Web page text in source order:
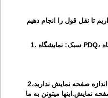
1. سبک: نمایشگاه PDQ، نمایشگاه کف، نمایشگاه Sidekick، نمایشگاه بالای کاونتر، نمایشگاه پالت یا
صفحه نمایش ندارید،
نمایش.اينها ميتونن به ما